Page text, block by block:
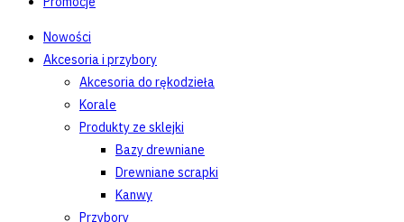
Nowości
Akcesoria i przybory
Akcesoria do rękodzieła
Korale
Produkty ze sklejki
Bazy drewniane
Drewniane scrapki
Kanwy
Przybory